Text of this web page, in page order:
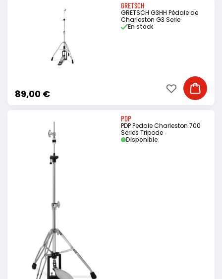
GRETSCH
GRETSCH G3HH Pédale de
Charleston G3 Serie
89,00 €
En stock
Ajouter
Ajouter à ma
PDP
PDP Pedale Charleston 700
Series Tripode
Disponible